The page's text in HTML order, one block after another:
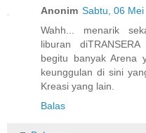
Anonim Sabtu, 06
Wahh... menarik
liburan
begitu banyak Arena
keunggulan di sini
Kreasi yang lain.
Balas